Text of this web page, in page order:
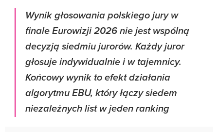
Wynik głosowania polskiego jury w
finale Eurowizji 2026 nie jest wspólną
decyzją siedmiu jurorów. Każdy juror
głosuje indywidualnie i w tajemnicy.
Końcowy wynik to efekt działania
algorytmu EBU, który łączy siedem
niezależnych list w jeden ranking